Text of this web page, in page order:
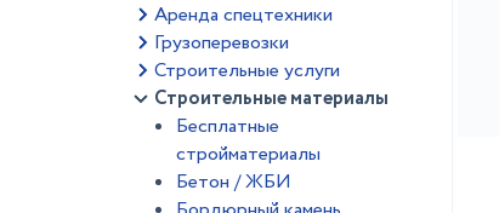
Аренда спецтехники
Грузоперевозки
Строительные услуги
Строительные материалы
Бесплатные
стройматериалы
Бетон / ЖБИ